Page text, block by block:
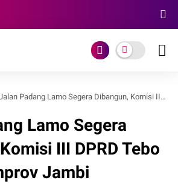
Padang Lamo Segera Dibangun, Komisi III DPRD Tebo Desak Pemprov Jambi Pertahankan Anggaran Rp70 Miliar
Lamo Segera
III DPRD Tebo
Jambi